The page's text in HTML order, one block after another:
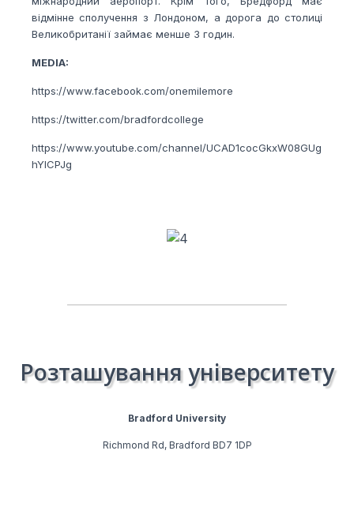
відмінне сполучення з Лондоном, а дорога до столиці
Великобританії займає менше 3 годин.
MEDIA:
https://www.facebook.com/onemilemore
https://twitter.com/bradfordcollege
https://www.youtube.com/channel/UCAD1cocGkxW08GUg
hYlCPJg
Розташування університету
Bradford University
Richmond Rd, Bradford BD7 1DP